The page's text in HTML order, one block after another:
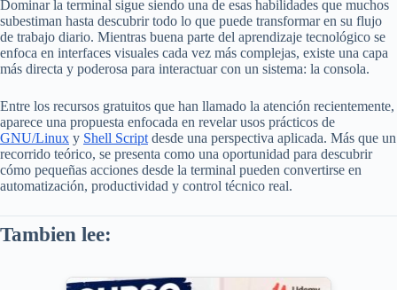
Dominar la terminal sigue siendo una de esas habilidades que muchos
subestiman hasta descubrir todo lo que puede transformar en su flujo
de trabajo diario. Mientras buena parte del aprendizaje tecnológico se
enfoca en interfaces visuales cada vez más complejas, existe una capa
más directa y poderosa para interactuar con un sistema: la consola.
Entre los recursos gratuitos que han llamado la atención recientemente,
aparece una propuesta enfocada en revelar usos prácticos de
GNU/Linux y Shell Script desde una perspectiva aplicada. Más que un
recorrido teórico, se presenta como una oportunidad para descubrir
cómo pequeñas acciones desde la terminal pueden convertirse en
automatización, productividad y control técnico real.
Tambien lee: